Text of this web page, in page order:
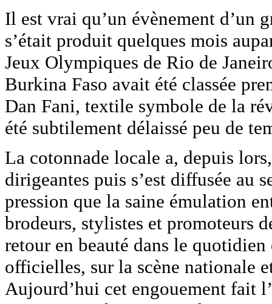
Il est vrai qu’un évènement d’un
s’était produit quelques mois
Jeux Olympiques de Rio de
‪‎Burkina‬ Faso avait été classée
Dan Fani, textile symbole de la
été subtilement délaissé peu de
La cotonnade locale a, depuis
dirigeantes puis s’est diffusée au
pression que la saine émulation
brodeurs, stylistes et promoteurs
retour en beauté dans le
officielles, sur la scène nationale
Aujourd’hui cet engouement fait